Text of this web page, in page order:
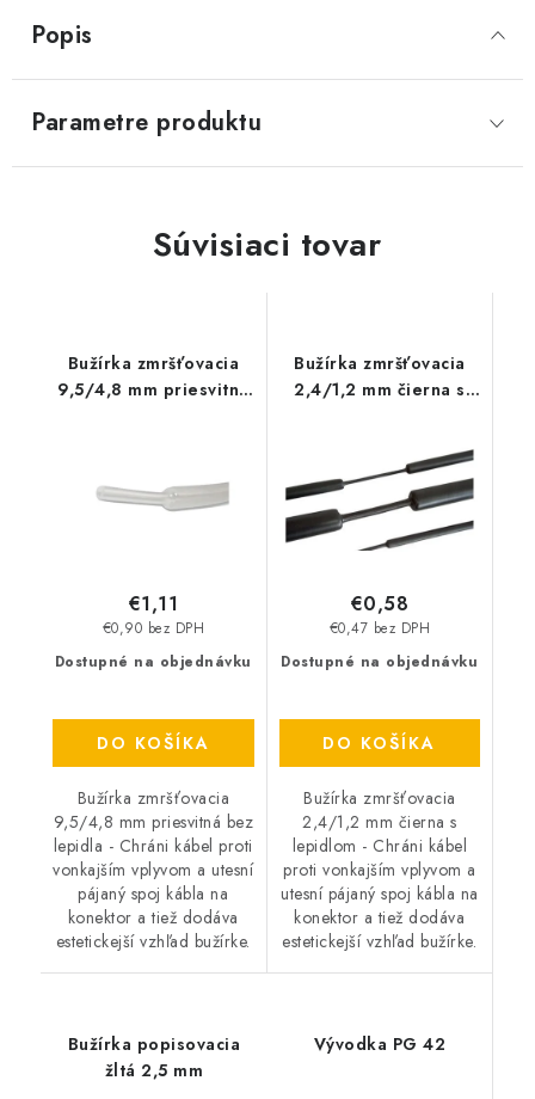
Popis
Parametre produktu
Súvisiaci tovar
Bužírka zmršťovacia
9,5/4,8 mm priesvitná
Dostupné na objednávku
€0,90 bez DPH
€1,11
DO KOŠÍKA
Bužírka zmršťovacia
9,5/4,8 mm priesvitná bez
lepidla - Chráni kábel proti
vonkajším vplyvom a utesní
pájaný spoj kábla na
konektor a tiež dodáva
estetickejší vzhľad bužírke.
Bužírka zmršťovacia
2,4/1,2 mm čierna s
Dostupné na objednávku
€0,47 bez DPH
€0,58
DO KOŠÍKA
Bužírka zmršťovacia
2,4/1,2 mm čierna s
lepidlom - Chráni kábel
proti vonkajším vplyvom a
utesní pájaný spoj kábla na
konektor a tiež dodáva
estetickejší vzhľad bužírke.
Bužírka popisovacia
žltá 2,5 mm
Vývodka PG 42